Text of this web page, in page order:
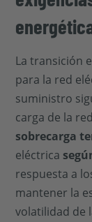
La transición
para la red
suministro
carga de la
sobrecarga
eléctrica
respuesta a
mantener la
volatilidad de